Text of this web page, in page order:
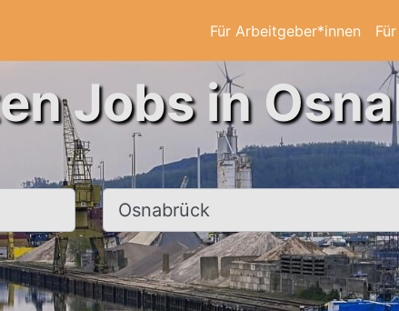
Für Arbeitgeber*innen
Jobs in
Ort, Stadt